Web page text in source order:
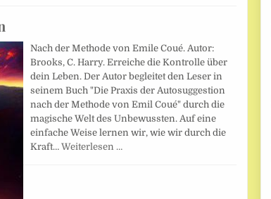
Nach der Methode von Emile Coué. Autor:
Brooks, C. Harry. Erreiche die Kontrolle über
dein Leben. Der Autor begleitet den Leser in
seinem Buch "Die Praxis der Autosuggestion
nach der Methode von Emil Coué" durch die
magische Welt des Unbewussten. Auf eine
einfache Weise lernen wir, wie wir durch die
Kraft…Weiterlesen …